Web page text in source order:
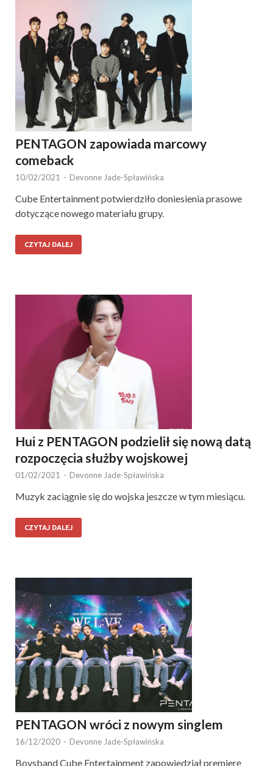
PENTAGON zapowiada marcowy
comeback
10/02/2021 - Devonne Jade-Spławińska
Cube Entertainment potwierdziło doniesienia prasowe
dotyczące nowego materiału grupy.
CZYTAJ DALEJ
Hui z PENTAGON podzielił się nową datą
rozpoczęcia służby wojskowej
01/02/2021 - Devonne Jade-Spławińska
Muzyk zaciągnie się do wojska jeszcze w tym miesiącu.
CZYTAJ DALEJ
PENTAGON wróci z nowym singlem
16/12/2020 - Devonne Jade-Spławińska
Boysband Cube Entertainment zapowiedział premierę